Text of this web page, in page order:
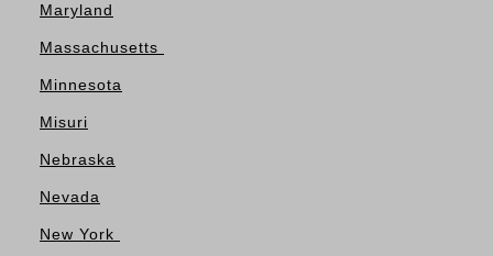
Maryland
Massachusetts
Minnesota
Misuri
Nebraska
Nevada
New York